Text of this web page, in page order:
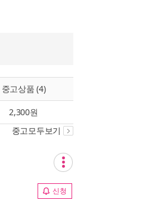
중고상품 (4)
2,300원
중고모두보기
신청